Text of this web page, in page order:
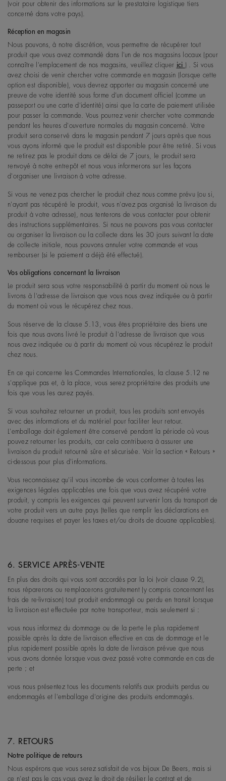
(voir pour obtenir des informations sur le prestataire logistique tiers
concerné dans votre pays).
Réception en magasin
Nous pouvons, à notre discrétion, vous permettre de récupérer tout
produit que vous avez commandé dans l'un de nos magasins locaux (pour
connaître l'emplacement de nos magasins, veuillez cliquer ici ) . Si vous
avez choisi de venir chercher votre commande en magasin (lorsque cette
option est disponible), vous devrez apporter au magasin concerné une
preuve de votre identité sous forme d’un document officiel (comme un
passeport ou une carte d'identité) ainsi que la carte de paiement utilisée
pour passer la commande. Vous pourrez venir chercher votre commande
pendant les heures d'ouverture normales du magasin concerné. Votre
produit sera conservé dans le magasin pendant 7 jours après que nous
vous ayons informé que le produit est disponible pour être retiré. Si vous
ne retirez pas le produit dans ce délai de 7 jours, le produit sera
renvoyé à notre entrepôt et nous vous informerons sur les façons
d'organiser une livraison à votre adresse.
Si vous ne venez pas chercher le produit chez nous comme prévu (ou si,
n'ayant pas récupéré le produit, vous n'avez pas organisé la livraison du
produit à votre adresse), nous tenterons de vous contacter pour obtenir
des instructions supplémentaires. Si nous ne pouvons pas vous contacter
ou organiser la livraison ou la collecte dans les 30 jours suivant la date
de collecte initiale, nous pouvons annuler votre commande et vous
rembourser (si le paiement a déjà été effectué).
Vos obligations concernant la livraison
Le produit sera sous votre responsabilité à partir du moment où nous le
livrons à l'adresse de livraison que vous nous avez indiquée ou à partir
du moment où vous le récupérez chez nous.
Sous réserve de la clause 5.13, vous êtes propriétaire des biens une
fois que nous avons livré le produit à l'adresse de livraison que vous
nous avez indiquée ou à partir du moment où vous récupérez le produit
chez nous.
En ce qui concerne les Commandes Internationales, la clause 5.12 ne
s'applique pas et, à la place, vous serez propriétaire des produits une
fois que vous les aurez payés.
Si vous souhaitez retourner un produit, tous les produits sont envoyés
avec des informations et du matériel pour faciliter leur retour.
L'emballage doit également être conservé pendant la période où vous
pouvez retourner les produits, car cela contribuera à assurer une
livraison du produit retourné sûre et sécurisée. Voir la section « Retours »
ci-dessous pour plus d'informations.
Vous reconnaissez qu'il vous incombe de vous conformer à toutes les
exigences légales applicables une fois que vous avez récupéré votre
produit, y compris les exigences qui peuvent survenir lors du transport de
votre produit vers un autre pays (telles que remplir les déclarations en
douane requises et payer les taxes et/ou droits de douane applicables).
6. SERVICE APRÈS-VENTE
En plus des droits qui vous sont accordés par la loi (voir clause 9.2),
nous réparerons ou remplacerons gratuitement (y compris concernant les
frais de re-livraison) tout produit endommagé ou perdu en transit lorsque
la livraison est effectuée par notre transporteur, mais seulement si :
vous nous informez du dommage ou de la perte le plus rapidement
possible après la date de livraison effective en cas de dommage et le
plus rapidement possible après la date de livraison prévue que nous
vous avons donnée lorsque vous avez passé votre commande en cas de
perte ; et
vous nous présentez tous les documents relatifs aux produits perdus ou
endommagés et l'emballage d'origine des produits endommagés.
7. RETOURS
Notre politique de retours
Nous espérons que vous serez satisfait de vos bijoux De Beers, mais si
ce n’est pas le cas vous avez le droit de résilier le contrat et de